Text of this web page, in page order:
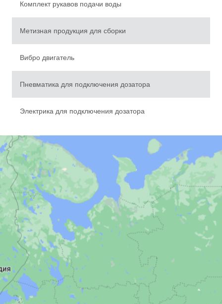
Комплект рукавов подачи воды
Метизная продукция для сборки
Вибро двигатель
Пневматика для подключения дозатора
Электрика для подключения дозатора
География поставок